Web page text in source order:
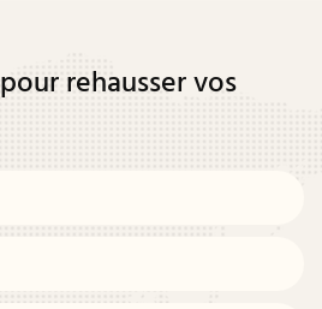
pour rehausser vos